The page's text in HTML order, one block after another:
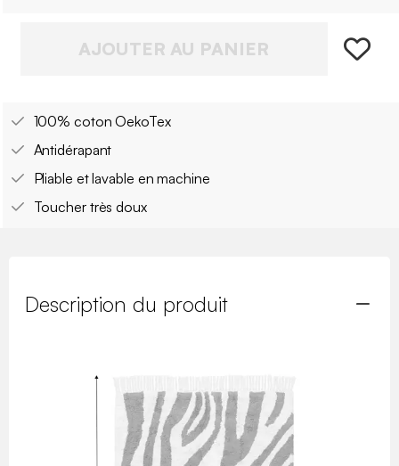
AJOUTER AU PANIER
100% coton OekoTex
Antidérapant
Pliable et lavable en machine
Toucher très doux
Description du produit